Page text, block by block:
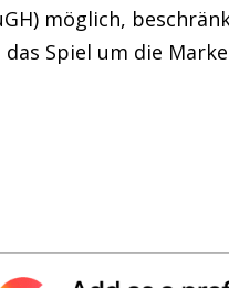
möglich,
Spiel um die